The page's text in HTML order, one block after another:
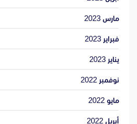
مارس 2023
فبراير 2023
يناير 2023
نوفمبر 2022
مايو 2022
أبريل 2022